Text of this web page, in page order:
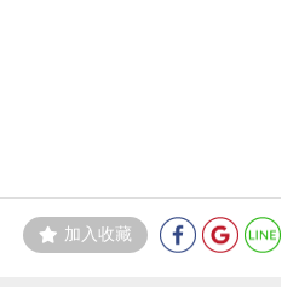
加入收藏